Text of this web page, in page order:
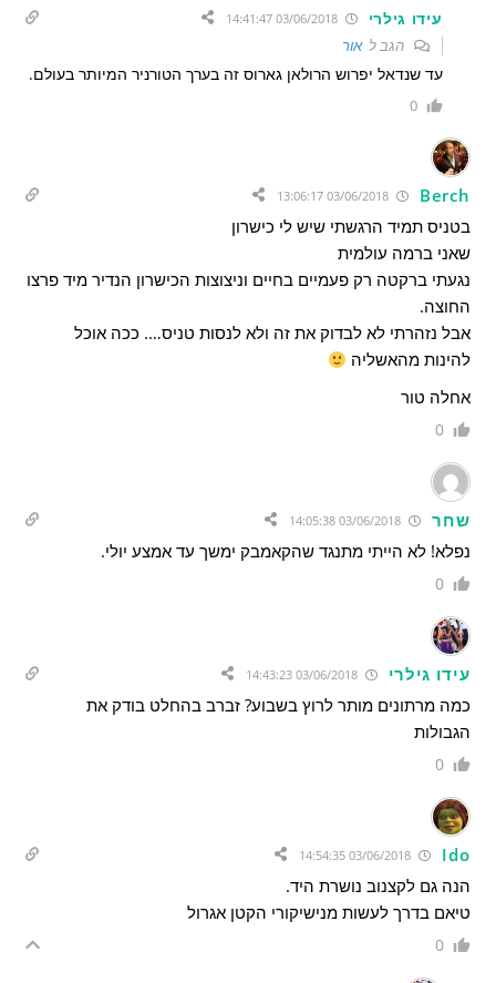
עידו גילרי 03/06/2018 14:41:47
הגב לאור
עד שנדאל יפרוש הרולאן גארוס זה בערך הטורניר המיותר בעולם.
0
Berch
בטניס תמיד הרגשתי שיש לי כישרון
שאני ברמה עולמית
נגעתי ברקטה רק פעמיים בחיים וניצוצות הכישרון הנדיר מיד פרצו
החוצה.
אבל נזהרתי לא לבדוק את זה ולא לנסות טניס…. ככה אוכל
להינות מהאשליה
אחלה טור
0
שחר
נפלא! לא הייתי מתנגד שהקאמבק ימשך עד אמצע יולי.
0
עידו גילרי 03/06/2018 14:43:23
כמה מרתונים מותר לרוץ בשבוע? זברב בהחלט בודק את
הגבולות
0
Ido
הנה גם לקצנוב נושרת היד.
טיאם בדרך לעשות מנישיקורי הקטן אגרול
0